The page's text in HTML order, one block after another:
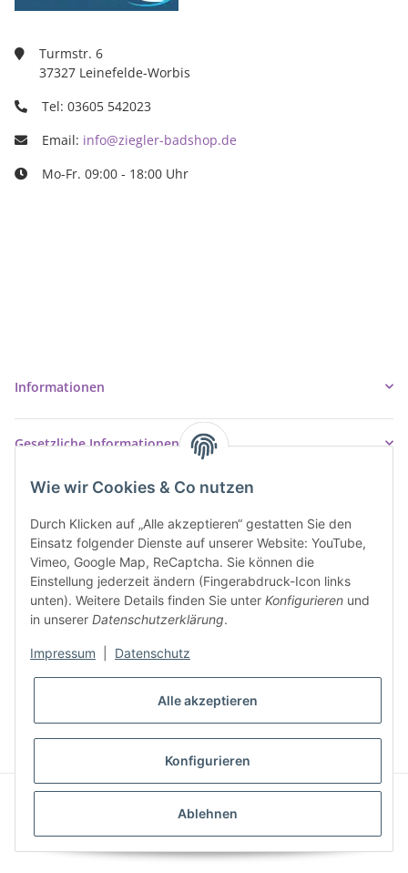
Wie wir Cookies & Co nutzen
Durch Klicken auf „Alle akzeptieren“ gestatten Sie den
Einsatz folgender Dienste auf unserer Website: YouTube,
Vimeo, Google Map, ReCaptcha. Sie können die
Einstellung jederzeit ändern (Fingerabdruck-Icon links
unten). Weitere Details finden Sie unter Konfigurieren und
in unserer Datenschutzerklärung.
Impressum Datenschutz
Alle akzeptieren
Konfigurieren
Ablehnen
Turmstr. 6
37327 Leinefelde-Worbis
Tel: 03605 542023
Email: info@ziegler-badshop.de
Mo-Fr. 09:00 - 18:00 Uhr
Informationen
Gesetzliche Informationen
* Alle Preise inkl. gesetzlicher USt., inkl.
VERTRAG WIDERRUFEN
© Ziegler Badshop
JTL-Shop|FIRE JTL-Shop Template